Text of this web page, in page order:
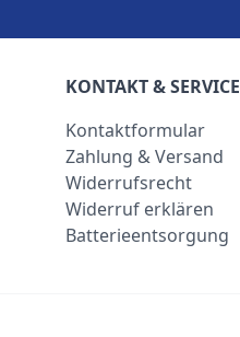
KONTAKT & SERVICE
Kontaktformular
Zahlung & Versand
Widerrufsrecht
Widerruf erklären
Batterieentsorgung